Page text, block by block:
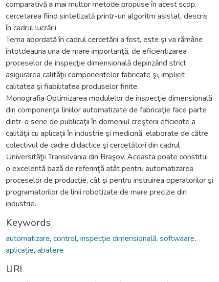
comparativă a mai multor metode propuse în acest scop,
cercetarea fiind sintetizată printr-un algoritm asistat, descris
în cadrul lucrării.
Tema abordată în cadrul cercetării a fost, este şi va rămâne
întotdeauna una de mare importanţă, de eficientizarea
proceselor de inspecţie dimensională depinzănd strict
asigurarea calităţii componentelor fabricate şi, implicit
calitatea şi fiabilitatea produselor finite.
Monografia Optimizarea modulelor de inspecţie dimensională
din componenţa liniilor automatizate de fabricaţie face parte
dintr-o serie de publicaţii în domeniul creşterii eficiente a
calităţii cu aplicaţii în industrie şi medicină, elaborate de către
colectivul de cadre didactice şi cercetători din cadrul
Universităţii Transilvania din Braşov. Aceasta poate constitui
o excelentă bază de referinţă atât pentru automatizarea
proceselor de producţie, cât şi pentru instruirea operatorilor şi
programatorilor de linii robotizate de mare precizie din
industrie.
Keywords
automatizare, control, inspecție dimensională, softwaare,
aplicație, abatere
URI